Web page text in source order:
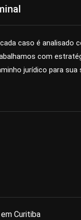
caso é analisado
com
jurídico para sua
Curitiba